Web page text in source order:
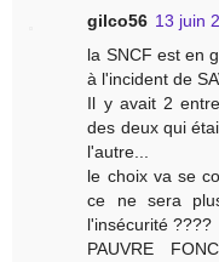
gilco56 13 juin
la SNCF est en
à l'incident de
Il y avait 2
des deux qui
l'autre...
le choix va se
ce ne sera
l'insécurité ????
PAUVRE